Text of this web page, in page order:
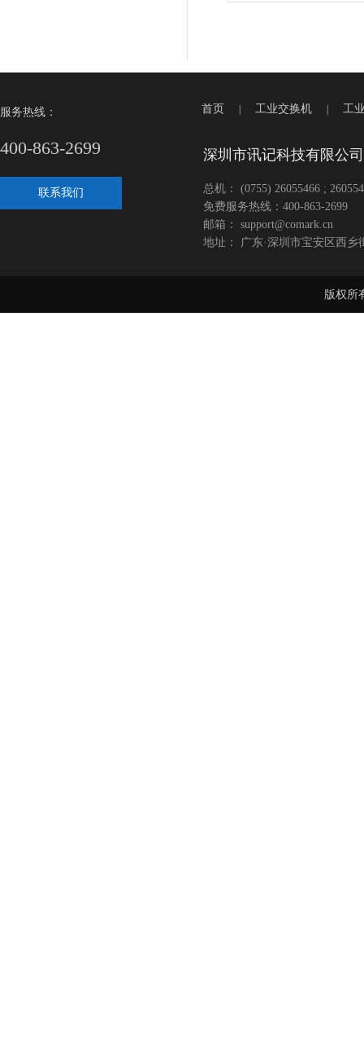
服务热线：
400-863-2699
联系我们
首页 工业交换机 工
深圳市讯记科技有限公司
总机： (0755) 26055466 ;
免费服务热线：400-863-2699
邮箱： support@comark.cn
地址： 广东·深圳市宝安区西
版权所